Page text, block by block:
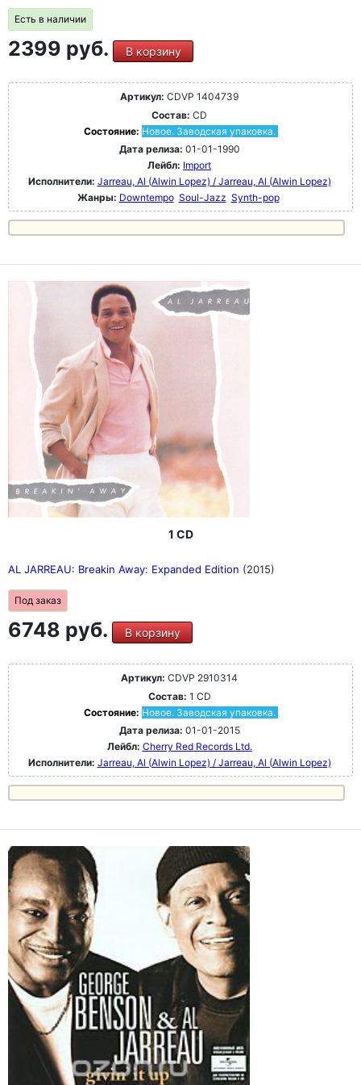
Есть в наличии
2399 руб. В корзину
Артикул: CDVP 1404739
Состав: CD
Состояние: Новое. Заводская упаковка.
Дата релиза: 01-01-1990
Лейбл: Import
Исполнители: Jarreau, Al (Alwin Lopez) / Jarreau, Al (Alwin Lopez)
Жанры: Downtempo Soul-Jazz Synth-pop
1 CD
AL JARREAU: Breakin Away: Expanded Edition (2015)
Под заказ
6748 руб. В корзину
Артикул: CDVP 2910314
Состав: 1 CD
Состояние: Новое. Заводская упаковка.
Дата релиза: 01-01-2015
Лейбл: Cherry Red Records Ltd.
Исполнители: Jarreau, Al (Alwin Lopez) / Jarreau, Al (Alwin Lopez)